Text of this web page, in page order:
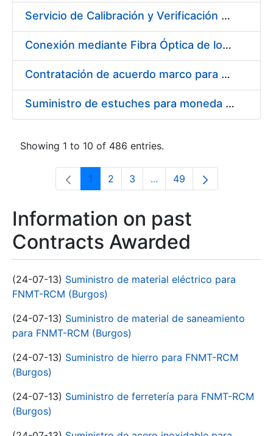
Servicio de Calibración y Verificación Externa de los Equipos de Medición del Servicio de Prevención de la FNMT-RCM
Conexión mediante Fibra Óptica de los Centros de Proceso de Datos (CPDs) de las sedes de la FNMT-RCM de Burgos y Madrid
Contratación de acuerdo marco para el Suministro de Material de Electricidad para la Fábrica Nacional de Moneda y Timbre-Real Casa de la Moneda en su centro de trabajo de Burgos
Suministro de estuches para moneda de 30 €
Showing 1 to 10 of 486 entries.
Page
1 Page
2 Page
3 ...Intermediate Pages Use
Page
49
Information on past
Contracts Awarded
(24-07-13) Suministro de material eléctrico para
FNMT-RCM (Burgos)
(24-07-13) Suministro de material de saneamiento
para FNMT-RCM (Burgos)
(24-07-13) Suministro de hierro para FNMT-RCM
(Burgos)
(24-07-13) Suministro de ferretería para FNMT-RCM
(Burgos)